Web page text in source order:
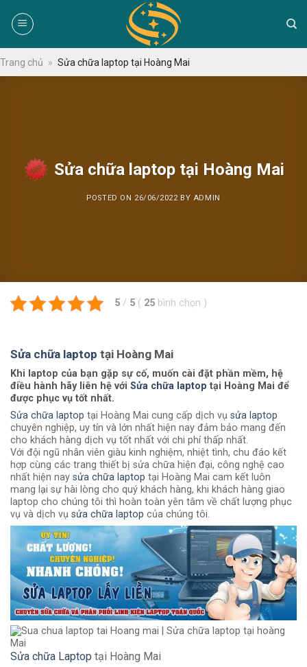
Trang chủ » Sửa chữa laptop tại Hoàng Mai
Sửa chữa laptop tại Hoàng Mai
POSTED ON 26/06/2022BY ADMIN
5 / 5 ( 25 bình chọn )
Sửa chữa laptop tại Hoàng Mai
Khi laptop của bạn gặp sự cố, muốn cài đặt phần mềm, hệ
điều hành hãy liên hệ với Sửa chữa laptop tại Hoàng Mai để
được phục vụ tốt nhất.
Sửa chữa laptop tại Hoàng Mai cung cấp dịch vụ sửa laptop
chuyên nghiệp, uy tín và lớn nhất hiện nay đảm bảo mang đến
cho khách hàng dịch vụ tốt nhất với chi phí thấp nhất.
Với đội ngũ nhân viên giàu kinh nghiệm, nhiệt tình, chu đáo kết
hợp cùng các trang thiết bị sửa chữa hiện đại, công nghệ cao
nhất hiện nay sửa chữa laptop tại Hoàng Mai cam kết luôn
mang lại sự hài lòng cho quý khách hàng, khi khách hàng giao
laptop cho chúng tôi thì hoàn toàn yên tâm về chất lượng phục
vụ và dịch vụ sửa chữa laptop của chúng tôi.
Sửa chữa Laptop tại Hoàng Mai